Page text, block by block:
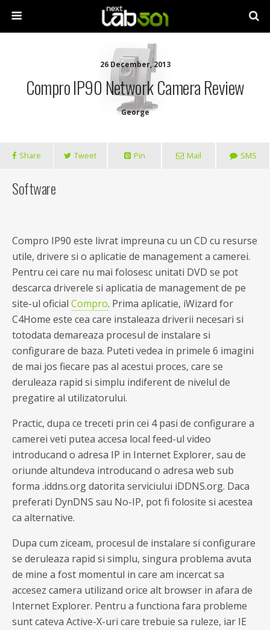
26 December, 2013
Compro IP90 Network Camera Review
George
Share Tweet Pin Mail SMS
Software
Compro IP90 este livrat impreuna cu un CD cu resurse
utile, drivere si o aplicatie de management a camerei.
Pentru cei care nu mai folosesc unitati DVD se pot
descarca driverele si aplicatia de management de pe
site-ul oficial Compro. Prima aplicatie, iWizard for
C4Home este cea care instaleaza driverii necesari si
totodata demareaza procesul de instalare si
configurare de baza. Puteti vedea in primele 6 imagini
de mai jos fiecare pas al acestui proces, care se
deruleaza rapid si simplu indiferent de nivelul de
pregatire al utilizatorului.
Practic, dupa ce treceti prin cei 4 pasi de configurare a
camerei veti putea accesa local feed-ul video
introducand o adresa IP in Internet Explorer, sau de
oriunde altundeva introducand o adresa web sub
forma .iddns.org datorita serviciului iDDNS.org. Daca
preferati DynDNS sau No-IP, pot fi folosite si acestea
ca alternative.
Dupa cum ziceam, procesul de instalare si configurare
se deruleaza rapid si simplu, singura problema avuta
de mine a fost momentul in care am incercat sa
accesez camera utilizand orice alt browser in afara de
Internet Explorer. Pentru a functiona fara probleme
sunt cateva Active-X-uri care trebuie sa ruleze, iar IE